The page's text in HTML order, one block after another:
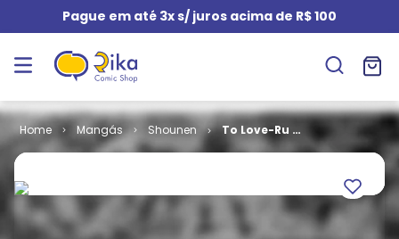
Pague em até 3x s/ juros acima de R$ 100
Mangás Shounen
To Love-Ru #